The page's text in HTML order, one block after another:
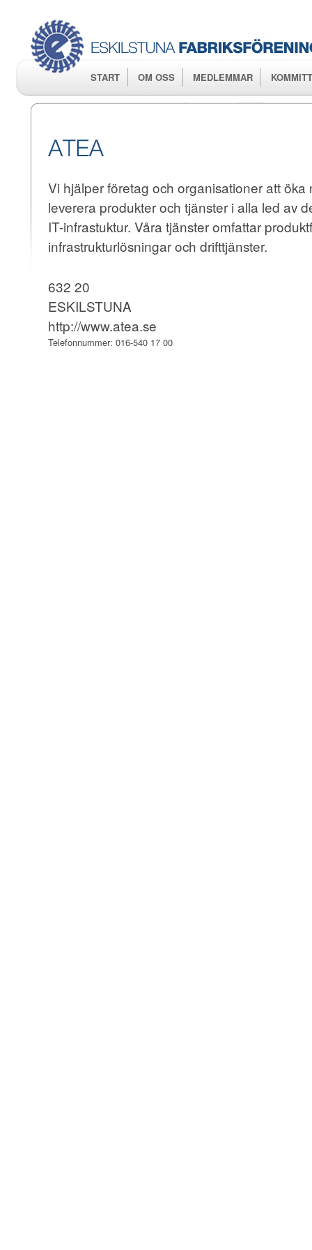
START OM OSS MEDLEMMAR
Vi hjälper företag och organisationer att
leverera produkter och tjänster i alla led av
IT-infrastuktur. Våra tjänster omfattar
infrastrukturlösningar och drifttjänster.
632 20
ESKILSTUNA
http://www.atea.se
Telefonnummer: 016-540 17 00